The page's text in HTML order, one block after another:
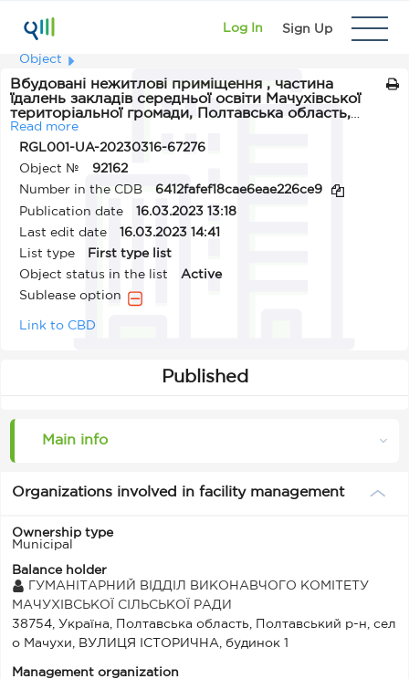
Log In Sign Up
Object
Вбудовані нежитлові приміщення , частина
їдалень закладів середньої освіти Мачухівської
територіальної громади, Полтавська область,
Полтавський район, с. Мачухи, с. Калашники, с.
Судіївка, с. Плоске
Read more
RGL001-UA-20230316-67276
Object №
92162
Number in the CDB
6412fafef18cae6eae226ce9
Publication date
16.03.2023 13:18
Last edit date
16.03.2023 14:41
List type
First type list
Object status in the list
Active
Sublease option
Link to CBD
Published
Main info
Organizations involved in facility management
Ownership type
Municipal
Balance holder
ГУМАНІТАРНИЙ ВІДДІЛ ВИКОНАВЧОГО КОМІТЕТУ
МАЧУХІВСЬКОЇ СІЛЬСЬКОЇ РАДИ
38754, Україна, Полтавська область, Полтавський р-н, сел
о Мачухи, ВУЛИЦЯ ІСТОРИЧНА, будинок 1
Management organization